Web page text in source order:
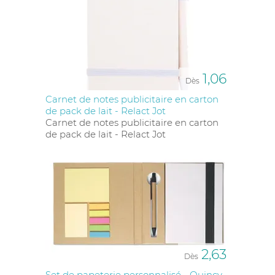
Dès 1,06
Carnet de notes publicitaire en carton
de pack de lait - Relact Jot
Carnet de notes publicitaire en carton
de pack de lait - Relact Jot
Dès 2,63